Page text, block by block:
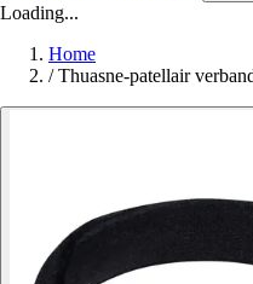
Loading...
Home
/ Thuasne-patellair